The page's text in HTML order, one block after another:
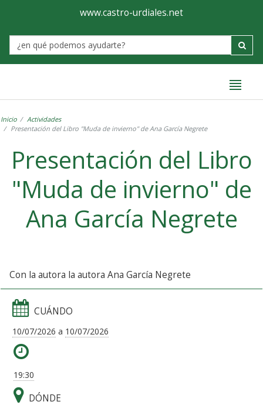
Ayuntamiento
de
Castro-
www.castro-urdiales.net
Label
Inicio
Actividades
Presentación del Libro "Muda de invierno" de Ana García Negrete
Presentación del Libro
"Muda de invierno" de
Ana García Negrete
Con la autora la autora Ana García Negrete
CUÁNDO
10/07/2026 a 10/07/2026
19:30
DÓNDE